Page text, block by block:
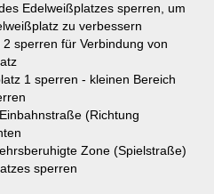
Edelweißplatzes sperren, um
zu verbessern
sperren für Verbindung von
1 sperren - kleinen Bereich
(Richtung
Zone (Spielstraße)
sperren